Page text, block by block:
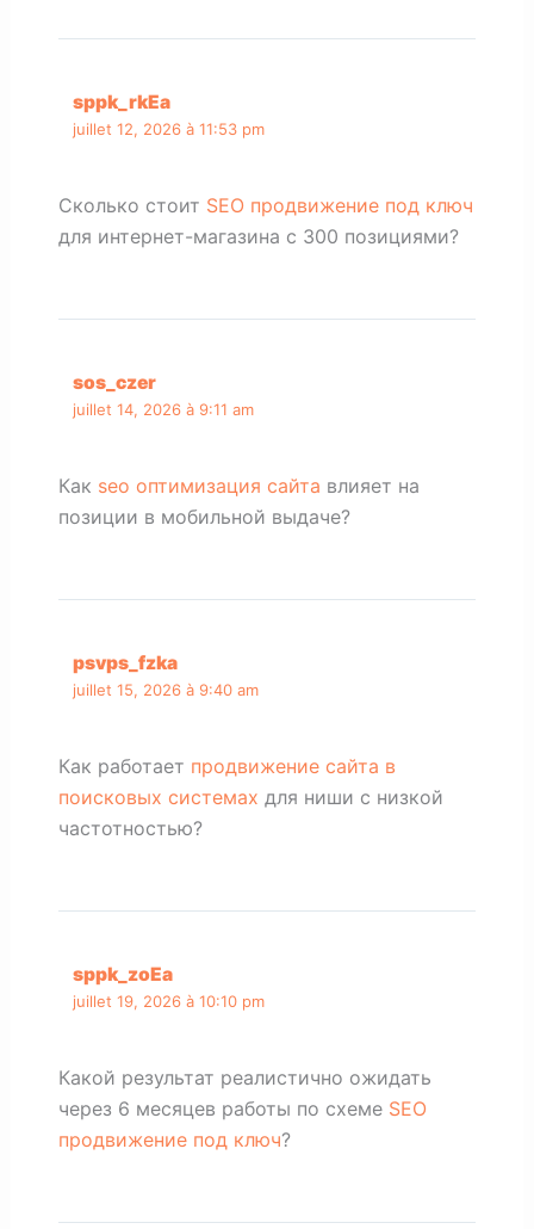
sppk_rkEa
juillet 12, 2026 à 11:53 pm
Сколько стоит SEO продвижение под ключ
для интернет-магазина с 300 позициями?
sos_czer
juillet 14, 2026 à 9:11 am
Как seo оптимизация сайта влияет на
позиции в мобильной выдаче?
psvps_fzka
juillet 15, 2026 à 9:40 am
Как работает продвижение сайта в
поисковых системах для ниши с низкой
частотностью?
sppk_zoEa
juillet 19, 2026 à 10:10 pm
Какой результат реалистично ожидать
через 6 месяцев работы по схеме SEO
продвижение под ключ?